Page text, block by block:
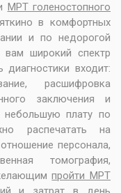
МРТ голеностопного
в комфортных
и по недорогой
широкий спектр
диагностики входит:
расшифровка
заключения и
плату по
распечатать на
персонала,
томография,
пройти МРТ